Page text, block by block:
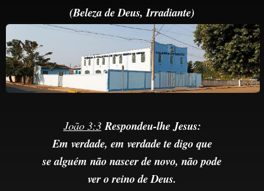
(Beleza de Deus,Irradiante)
João 3:3 Respondeu-lhe Jesus:
Em verdade, em verdade te digo que
se alguém não nascer de novo, não pode
ver o reino de Deus.